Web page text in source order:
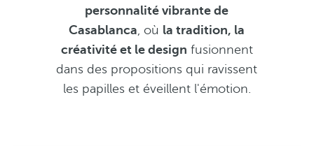
personnalité vibrante de
Casablanca, où la tradition, la
créativité et le design fusionnent
dans des propositions qui ravissent
les papilles et éveillent l'émotion.